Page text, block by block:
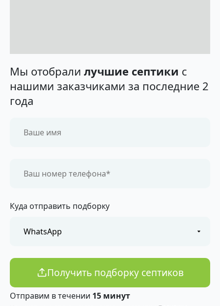
Мы отобрали лучшие септики с
нашими заказчиками за последние 2
года
Куда отправить подборку
Получить подборку септиков
Отправим в течении 15 минут